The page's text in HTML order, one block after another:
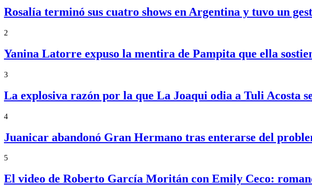
Rosalía terminó sus cuatro shows en Argentina y tuvo un
2
Yanina Latorre expuso la mentira de Pampita que ella
3
La explosiva razón por la que La Joaqui odia a Tuli Acosta
4
Juanicar abandonó Gran Hermano tras enterarse del
5
El video de Roberto García Moritán con Emily Ceco: